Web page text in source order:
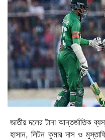
জাতীয় দলের টানা আন্তর্জাতিক
হাসান, লিটন কুমার দাস ও